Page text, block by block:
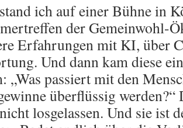
ich auf einer Bühne in
der Gemeinwohl-
Erfahrungen mit KI, über
Und dann kam diese
„Was passiert mit den
überflüssig werden?“
losgelassen. Und sie ist